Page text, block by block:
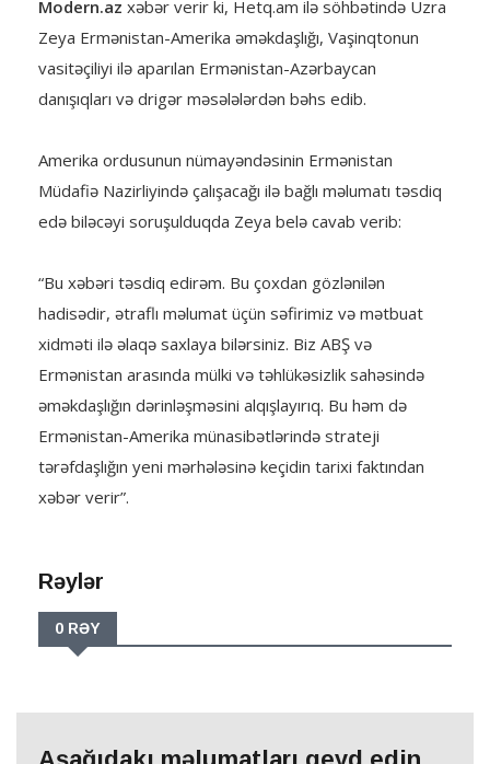
Modern.az xəbər verir ki, Hetq.am ilə söhbətində Uzra
Zeya Ermənistan-Amerika əməkdaşlığı, Vaşinqtonun
vasitəçiliyi ilə aparılan Ermənistan-Azərbaycan
danışıqları və drigər məsələlərdən bəhs edib.
Amerika ordusunun nümayəndəsinin Ermənistan
Müdafiə Nazirliyində çalışacağı ilə bağlı məlumatı təsdiq
edə biləcəyi soruşulduqda Zeya belə cavab verib:
“Bu xəbəri təsdiq edirəm. Bu çoxdan gözlənilən
hadisədir, ətraflı məlumat üçün səfirimiz və mətbuat
xidməti ilə əlaqə saxlaya bilərsiniz. Biz ABŞ və
Ermənistan arasında mülki və təhlükəsizlik sahəsində
əməkdaşlığın dərinləşməsini alqışlayırıq. Bu həm də
Ermənistan-Amerika münasibətlərində strateji
tərəfdaşlığın yeni mərhələsinə keçidin tarixi faktından
xəbər verir”.
Rəylər
0 RƏY